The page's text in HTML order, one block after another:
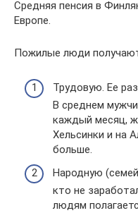
Средняя пенсия в
Европе.
Пожилые люди
Трудовую. Ее
В среднем
каждый месяц,
Хельсинки и на
больше.
Народную
кто не
людям